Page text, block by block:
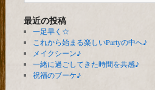
最近の投稿
一足早く☆
これから始まる楽しいPartyの中へ♪
メイクシーン♪
一緒に過ごしてきた時間を共感♪
祝福のブーケ♪